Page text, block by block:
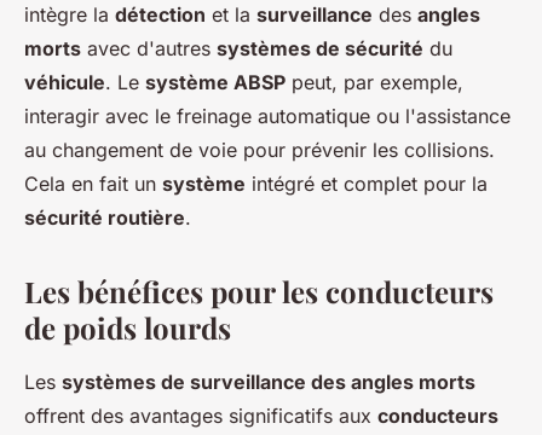
intègre la détection et la surveillance des angles
morts avec d'autres systèmes de sécurité du
véhicule. Le système ABSP peut, par exemple,
interagir avec le freinage automatique ou l'assistance
au changement de voie pour prévenir les collisions.
Cela en fait un système intégré et complet pour la
sécurité routière.
Les bénéfices pour les conducteurs
de poids lourds
Les systèmes de surveillance des angles morts
offrent des avantages significatifs aux conducteurs